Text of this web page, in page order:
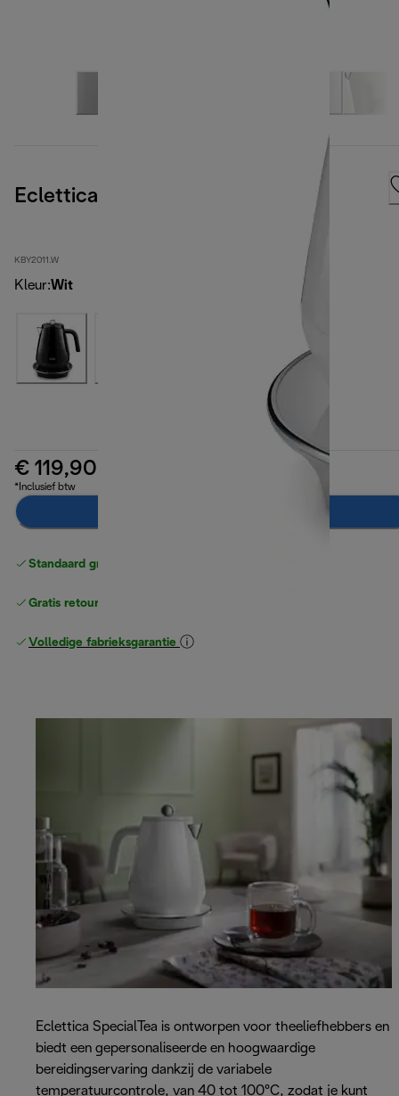
Eclettica SpecialTea
KBY2011.W
Kleur:Wit
€ 119,90
*Inclusief btw
Standaard gratis verzending
Gratis retourneren
Volledige fabrieksgarantie
Eclettica SpecialTea is ontworpen voor theeliefhebbers en
biedt een gepersonaliseerde en hoogwaardige
bereidingservaring dankzij de variabele
temperatuurcontrole, van 40 tot 100°C, zodat je kunt